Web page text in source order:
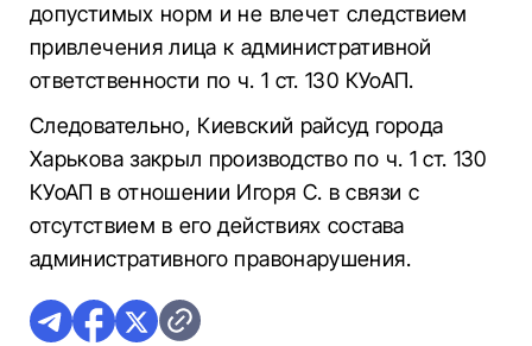
допустимых норм и не влечет следствием
привлечения лица к административной
ответственности по ч. 1 ст. 130 КУоАП.
Следовательно, Киевский райсуд города
Харькова закрыл производство по ч. 1 ст. 130
КУоАП в отношении Игоря С. в связи с
отсутствием в его действиях состава
административного правонарушения.